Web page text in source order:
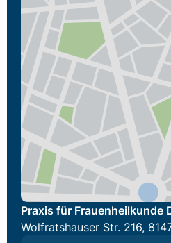
Praxis für Frauenheilkunde
Wolfratshauser Str. 216,